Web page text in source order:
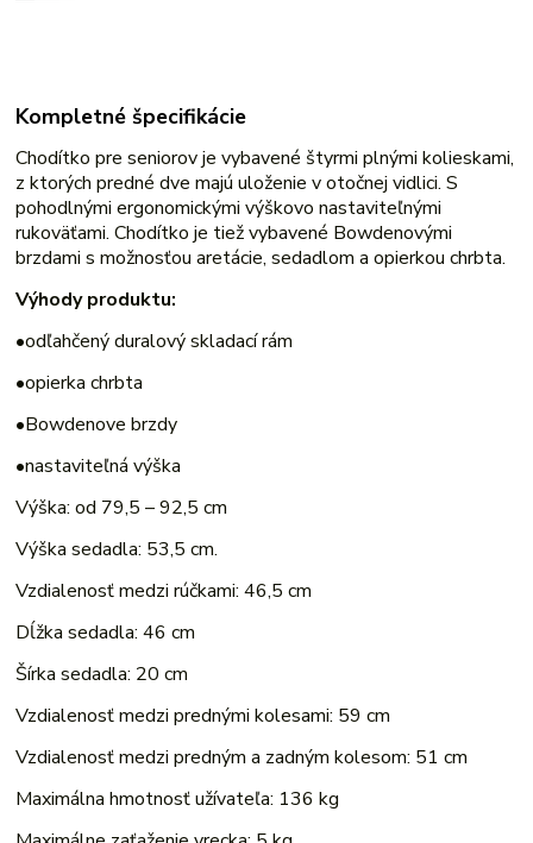
Kompletné špecifikácie
Chodítko pre seniorov je vybavené štyrmi plnými kolieskami,
z ktorých predné dve majú uloženie v otočnej vidlici. S
pohodlnými ergonomickými výškovo nastaviteľnými
rukoväťami. Chodítko je tiež vybavené Bowdenovými
brzdami s možnosťou aretácie, sedadlom a opierkou chrbta.
Výhody produktu:
•odľahčený duralový skladací rám
•opierka chrbta
•Bowdenove brzdy
•nastaviteľná výška
Výška: od 79,5 – 92,5 cm
Výška sedadla: 53,5 cm.
Vzdialenosť medzi rúčkami: 46,5 cm
Dĺžka sedadla: 46 cm
Šírka sedadla: 20 cm
Vzdialenosť medzi prednými kolesami: 59 cm
Vzdialenosť medzi predným a zadným kolesom: 51 cm
Maximálna hmotnosť užívateľa: 136 kg